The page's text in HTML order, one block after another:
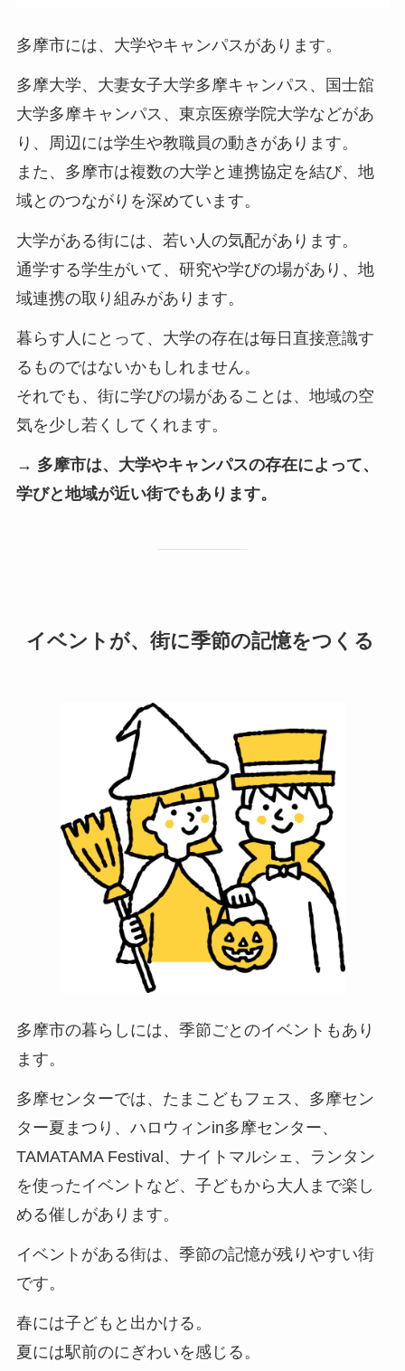
多摩市には、大学やキャンパスがあります。
多摩大学、大妻女子大学多摩キャンパス、国士舘
大学多摩キャンパス、東京医療学院大学などがあ
り、周辺には学生や教職員の動きがあります。
また、多摩市は複数の大学と連携協定を結び、地
域とのつながりを深めています。
大学がある街には、若い人の気配があります。
通学する学生がいて、研究や学びの場があり、地
域連携の取り組みがあります。
暮らす人にとって、大学の存在は毎日直接意識す
るものではないかもしれません。
それでも、街に学びの場があることは、地域の空
気を少し若くしてくれます。
→ 多摩市は、大学やキャンパスの存在によって、
学びと地域が近い街でもあります。
イベントが、街に季節の記憶をつくる
多摩市の暮らしには、季節ごとのイベントもあり
ます。
多摩センターでは、たまこどもフェス、多摩セン
ター夏まつり、ハロウィンin多摩センター、
TAMATAMA Festival、ナイトマルシェ、ランタン
を使ったイベントなど、子どもから大人まで楽し
める催しがあります。
イベントがある街は、季節の記憶が残りやすい街
です。
春には子どもと出かける。
夏には駅前のにぎわいを感じる。